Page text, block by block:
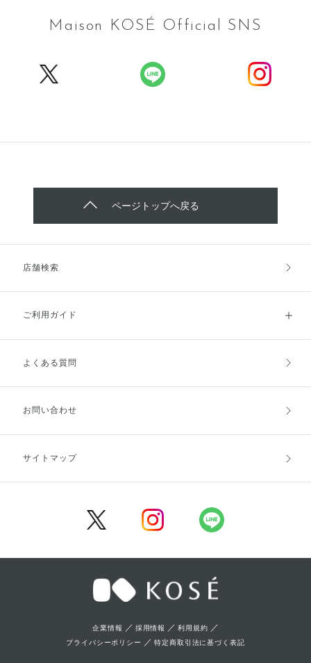
Maison KOSÉ Official SNS
ページトップへ戻る
店舗検索
ご利用ガイド
ご利用ガイドトップ
お支払方法
キャンセル・返品・交換
よくある質問
お問い合わせ
サイトマップ
企業情報 ／ 採用情報 ／利用規約 ／
プライバシーポリシー ／特定商取引法に基づく表記